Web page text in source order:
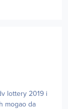
lottery 2019 i
mogao da